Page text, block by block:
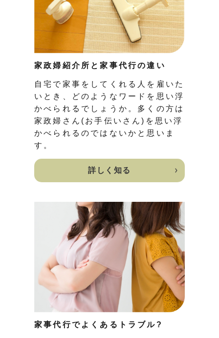
家政婦紹介所と家事代行の違い
自宅で家事をしてくれる人を雇いた
いとき、どのようなワードを思い浮
かべられるでしょうか。多くの方は
家政婦さん(お手伝いさん)を思い浮
かべられるのではないかと思いま
す。
詳しく知る
家事代行でよくあるトラブル?